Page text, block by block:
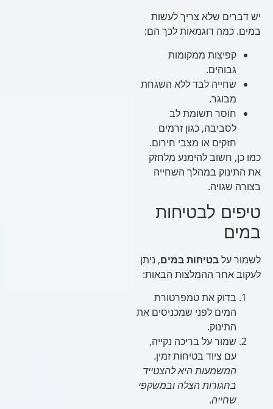
יש דברים שלא צריך לעשות
במים. כמה דוגמאות לכך הם:
קפיצות ממקומות
גבוהים.
שחייה לבד ללא השגחת
מבוגר.
חוסר תשומת לב
לסביבה, כגון זרמים
חזקים או מצבי חירום.
כמו כן, חשוב להימנע מלחזק
את התינוק במהלך השחייה
בצורה שגויה.
טיפים לבטיחות
במים
לשמור עלבטיחות במים, ניתן
לעקוב אחר ההמלצות הבאות:
בדוק את טמפרטורת
המים לפני שמכניסים את
התינוק.
שמור על בריכה נקייה,
עם ציוד בטיחות זמין.
המשמעות היא להצטייד
בחגורות הצלה ובמשקפי
שחייה.